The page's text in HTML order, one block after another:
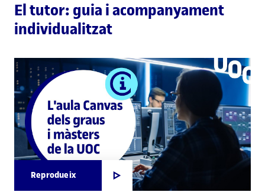
El tutor: guia i acompanyament
individualitzat
Reprodueix